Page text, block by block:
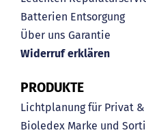
Batterien Entsorgung
Über uns Garantie
Widerruf erklären
PRODUKTE
Lichtplanung für Privat &
Bioledex Marke und